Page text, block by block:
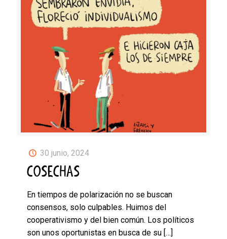
30 junio, 2024
COSECHAS
En tiempos de polarización no se buscan
consensos, solo culpables. Huimos del
cooperativismo y del bien común. Los políticos
son unos oportunistas en busca de su […]